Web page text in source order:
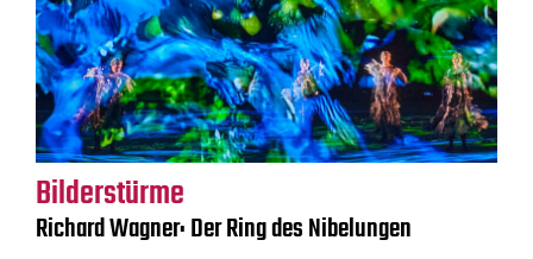
Bilderstürme
Richard Wagner: Der Ring des Nibelungen